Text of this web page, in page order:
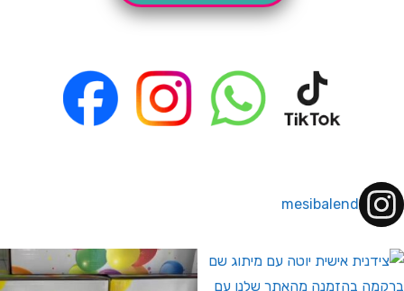
mesibalend
לחברי מועדון ומצטרפים חדשים🤍